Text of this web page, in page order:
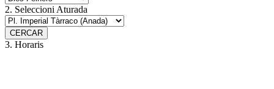
2. Seleccioni Aturada
3. Horaris